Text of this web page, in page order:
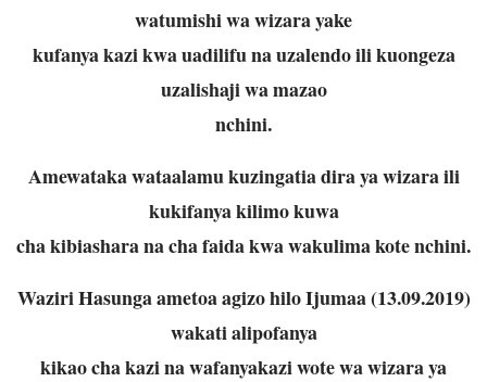
watumishi wa wizara yake
kufanya kazi kwa uadilifu na uzalendo ili kuongeza
uzalishaji wa mazao
nchini.
Amewataka wataalamu kuzingatia dira ya wizara ili
kukifanya kilimo kuwa
cha kibiashara na cha faida kwa wakulima kote nchini.
Waziri Hasunga ametoa agizo hilo Ijumaa (13.09.2019)
wakati alipofanya
kikao cha kazi na wafanyakazi wote wa wizara ya